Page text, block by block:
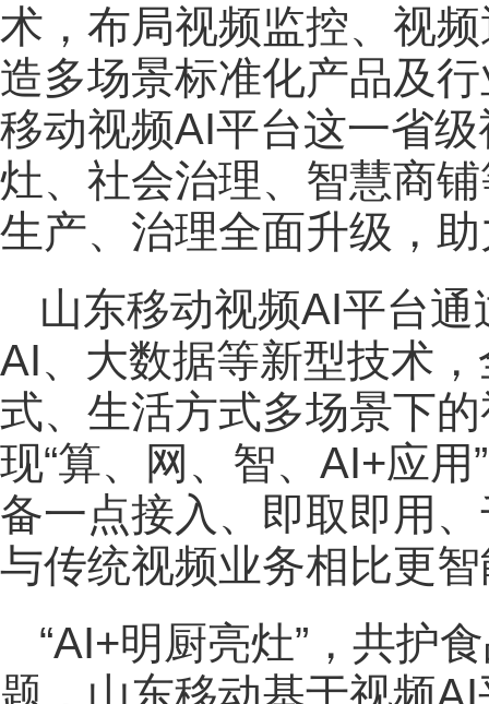
术，布局视频监控、视
造多场景标准化产品及
移动视频AI平台这一省
灶、社会治理、智慧商
生产、治理全面升级，
山东移动视频AI平台
AI、大数据等新型技术
式、生活方式多场景下
现“算、网、智、AI+应
备一点接入、即取即用
与传统视频业务相比更
“AI+明厨亮灶”，共护
题，山东移动基于视频